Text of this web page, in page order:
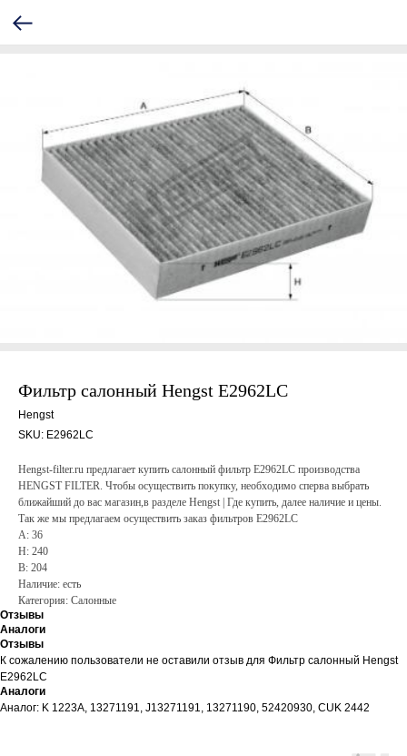
Фильтр салонный Hengst E2962LC
Hengst
SKU: E2962LC
Hengst-filter.ru предлагает купить салонный фильтр E2962LC производства
HENGST FILTER. Чтобы осуществить покупку, необходимо сперва выбрать
ближайший до вас магазин,в разделе Hengst | Где купить, далее наличие и цены.
Так же мы предлагаем осуществить заказ фильтров E2962LC
A: 36
H: 240
B: 204
Наличие: есть
Категория: Салонные
Отзывы
Аналоги
Отзывы
К сожалению пользователи не оставили отзыв для Фильтр салонный Hengst
E2962LC
Аналоги
Аналог: K 1223A, 13271191, J13271191, 13271190, 52420930, CUK 2442